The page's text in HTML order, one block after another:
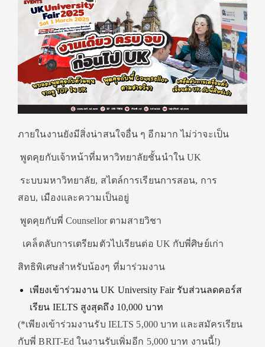
ภายในงานยังมีสิ่งน่าสนใจอื่น ๆ อีกมาก ไม่ว่าจะเป็น
พูดคุยกับเจ้าหน้าที่มหาวิทยาลัยชั้นนำใน UK
ระบบมหาวิทยาลัย, สไตล์การเรียนการสอน, การ
สอบ, เมืองและความเป็นอยู่
พูดคุยกับพี่ Counsellor ตามสายวิชา
เคล็ดลับการเตรียมตัวไปเรียนต่อ UK กับพี่ศิษย์เก่า
สิทธิพิเศษสำหรับน้องๆ ที่มาร่วมงาน
เพียงเข้าร่วมงาน UK University Fair รับส่วนลดคอร์ส
เรียน IELTS สูงสุดถึง 10,000 บาท
(*เพียงเข้าร่วมงานรับ IELTS 5,000 บาท และสมัครเรียน
กับพี่ BRIT-Ed ในงานรับเพิ่มอีก 5,000 บาท งานนี้!)